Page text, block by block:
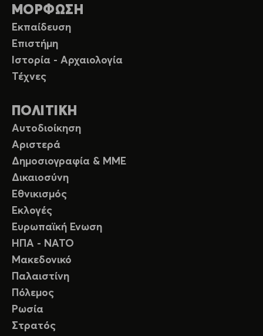
ΜΟΡΦΩΣΗ
Εκπαίδευση
Επιστήμη
Ιστορία - Αρχαιολογία
Τέχνες
ΠΟΛΙΤΙΚΗ
Αυτοδιοίκηση
Αριστερά
Δημοσιογραφία & ΜΜΕ
Δικαιοσύνη
Εθνικισμός
Εκλογές
Ευρωπαϊκή Ενωση
ΗΠΑ - ΝΑΤΟ
Μακεδονικό
Παλαιστίνη
Πόλεμος
Ρωσία
Στρατός